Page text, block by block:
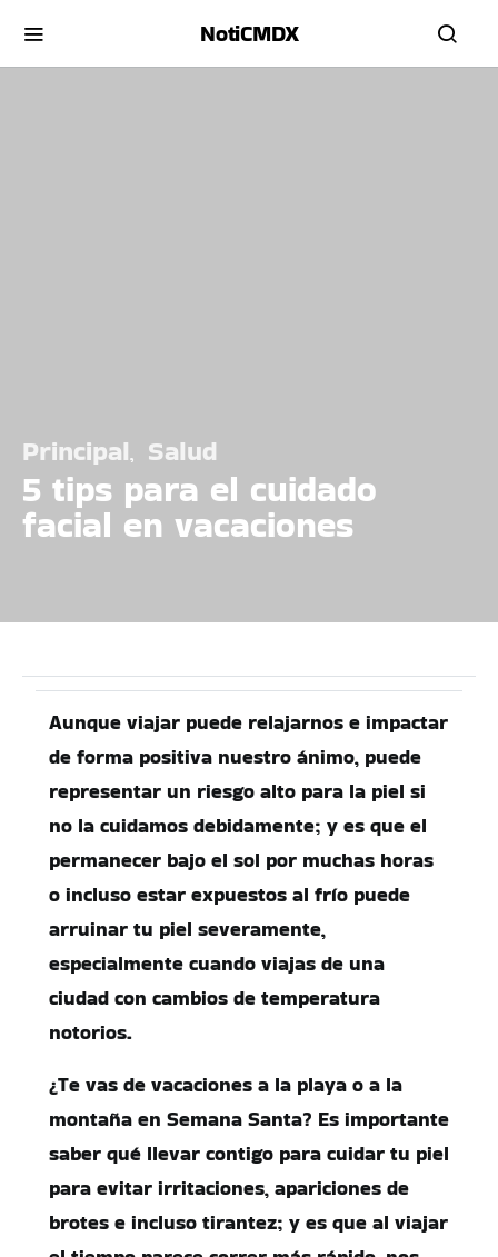
NotiCMDX
Principal Salud
5 tips para el cuidado
facial en vacaciones
Aunque viajar puede relajarnos e impactar
de forma positiva nuestro ánimo, puede
representar un riesgo alto para la piel si
no la cuidamos debidamente; y es que el
permanecer bajo el sol por muchas horas
o incluso estar expuestos al frío puede
arruinar tu piel severamente,
especialmente cuando viajas de una
ciudad con cambios de temperatura
notorios.
¿Te vas de vacaciones a la playa o a la
montaña en Semana Santa? Es importante
saber qué llevar contigo para cuidar tu piel
para evitar irritaciones, apariciones de
brotes e incluso tirantez; y es que al viajar